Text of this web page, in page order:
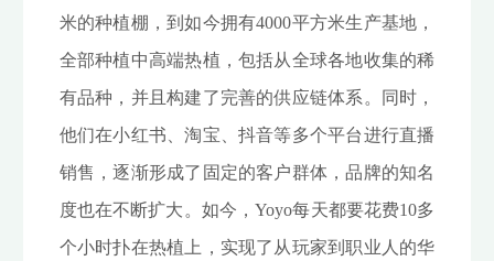
米的种植棚，到如今拥有4000平方米生产基地，
全部种植中高端热植，包括从全球各地收集的稀
有品种，并且构建了完善的供应链体系。同时，
他们在小红书、淘宝、抖音等多个平台进行直播
销售，逐渐形成了固定的客户群体，品牌的知名
度也在不断扩大。如今，Yoyo每天都要花费10多
个小时扑在热植上，实现了从玩家到职业人的华